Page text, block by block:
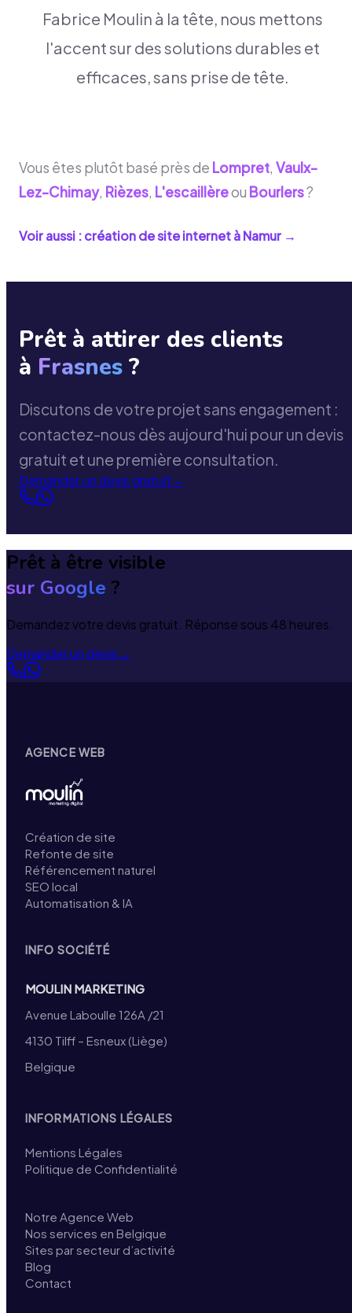
Fabrice Moulin à la tête, nous mettons
l'accent sur des solutions durables et
efficaces, sans prise de tête.
Vous êtes plutôt basé près de Lompret, Vaulx-
Lez-Chimay, Rièzes, L'escaillèreou Bourlers?
Voir aussi : création de site internet àNamur →
Prêt à attirer des clients
à Frasnes ?
Discutons de votre projet sans engagement :
contactez-nous dès aujourd'hui pour un devis
gratuit et une première consultation.
Demander un devis gratuit→
Prêt à être visible
sur Google ?
Demandez votre devis gratuit. Réponse sous 48 heures.
Demander un devis→
AGENCE WEB
Création de site
Refonte de site
Référencement naturel
SEO local
Automatisation & IA
INFO SOCIÉTÉ
MOULIN MARKETING
Avenue Laboulle 126A /21
4130 Tilff – Esneux (Liège)
Belgique
INFORMATIONS LÉGALES
Mentions Légales
Politique de Confidentialité
Notre Agence Web
Nos services en Belgique
Sites par secteur d’activité
Blog
Contact